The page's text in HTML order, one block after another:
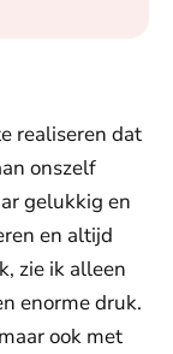
realiseren dat
onszelf
gelukkig en
en altijd
zie ik alleen
enorme druk.
ook met